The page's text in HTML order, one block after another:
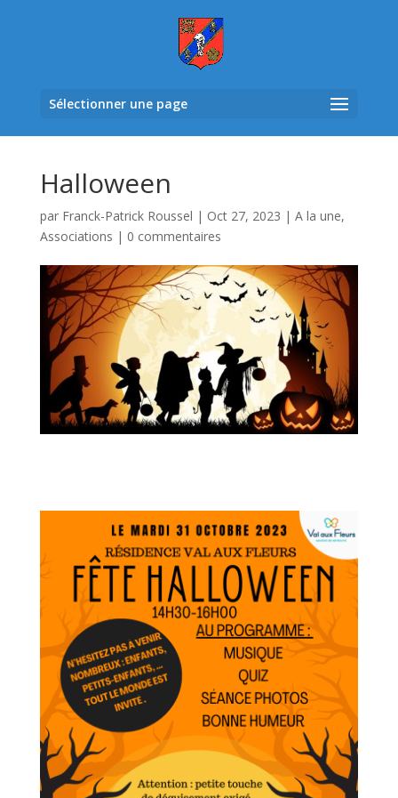
Sélectionner une page
Halloween
par Franck-Patrick Roussel | Oct 27, 2023 | A la une,
Associations | 0 commentaires